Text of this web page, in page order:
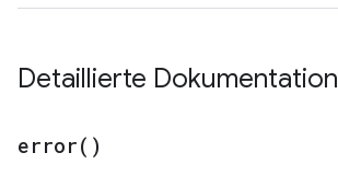
Detaillierte Dokumentation
error( )